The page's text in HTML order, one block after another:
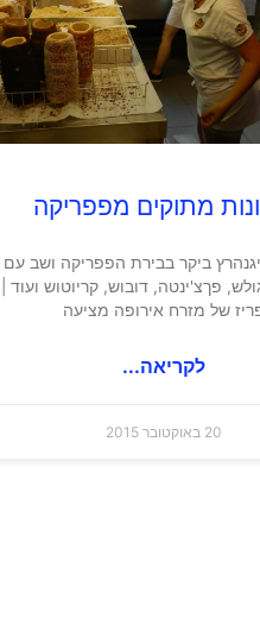
מתוקים מפפריקה
ביקר בבירת הפפריקה ושב עם
פךצ'ינטה, דובוש, קריוטוש ועוד |||
של מזרח אירופה מציעה
לקריאה...
20 באוקטובר 2015